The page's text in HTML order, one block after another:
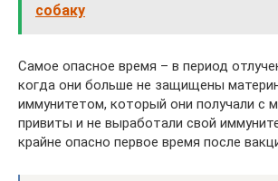
собаку
Самое опасное время – в период
когда они больше не защищены
иммунитетом, который они получали с
привиты и не выработали свой
крайне опасно первое время после